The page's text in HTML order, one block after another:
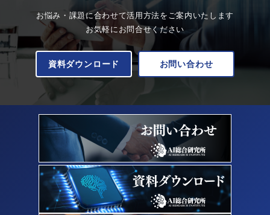
お悩み・課題に合わせて活用方法をご案内いたします
お気軽にお問合せください
資料ダウンロード お問い合わせ